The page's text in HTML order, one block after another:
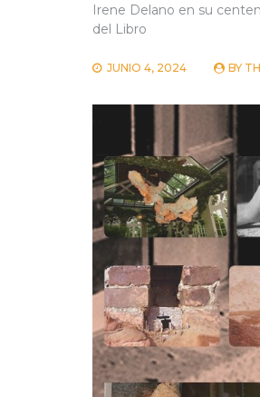
Irene Delano en su
del Libro
JUNIO 4, 2024 BY